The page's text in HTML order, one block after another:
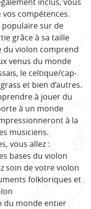
compétences.
sur de
grâce à sa taille
violon comprend
venus du monde
le celtique/cap-
et bien d’autres.
à jouer du
à un monde
à la
musiciens.
vous allez :
bases du violon
soin de votre violon
folkloriques et
du monde entier